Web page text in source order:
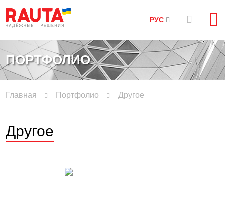
РУС
ПОРТФОЛИО
Главная Портфолио Другое
Другое